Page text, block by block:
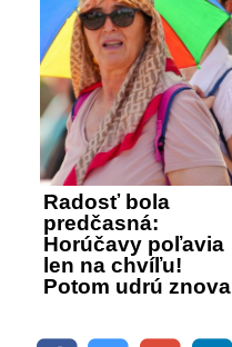
Radosť bola
predčasná:
Horúčavy poľavia
len na chvíľu!
Potom udrú znova